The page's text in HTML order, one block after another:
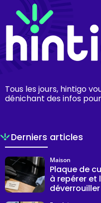
Tous les jours, hintigo
dénichant des infos
Derniers articles
Plaque de
à repérer et
déverrouiller
Maison